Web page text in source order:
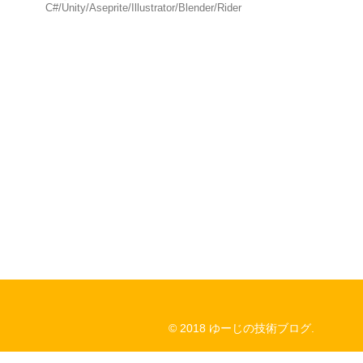
C#/Unity/Aseprite/Illustrator/Blender/Rider
© 2018 ゆーじの技術ブログ.